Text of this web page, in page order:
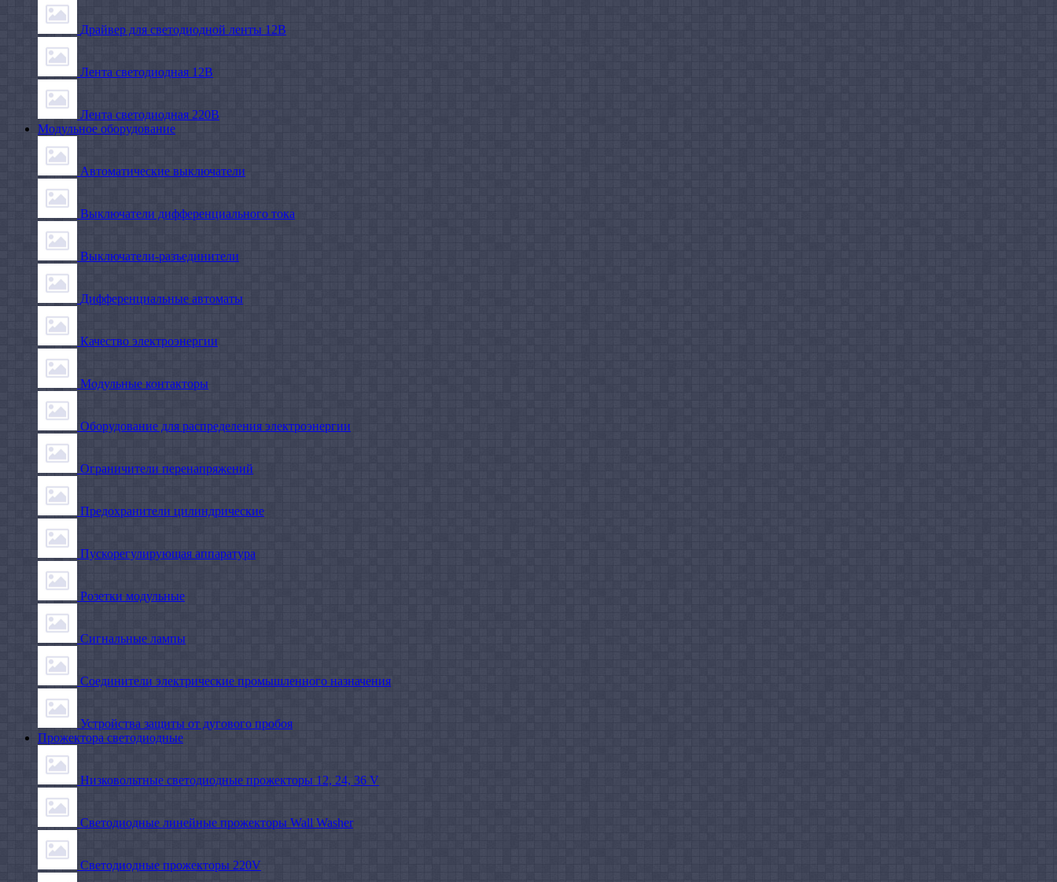
Драйвер для светодиодной ленты 12В
Лента светодиодная 12В
Лента светодиодная 220В
Модульное оборудование
Автоматические выключатели
Выключатели дифференциального тока
Выключатели-разъединители
Дифференциальные автоматы
Качество электроэнергии
Модульные контакторы
Оборудование для распределения электроэнергии
Ограничители перенапряжений
Предохранители цилиндрические
Пускорегулирующая аппаратура
Розетки модульные
Сигнальные лампы
Соединители электрические промышленного назначения
Устройства защиты от дугового пробоя
Прожектора светодиодные
Низковольтные светодиодные прожекторы 12, 24, 36 V
Светодиодные линейные прожекторы Wall Washer
Светодиодные прожекторы 220V